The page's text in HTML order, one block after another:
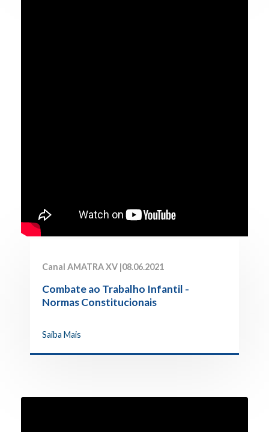
Canal AMATRA XV |08.06.2021
Combate ao Trabalho Infantil -
Normas Constitucionais
Saiba Mais